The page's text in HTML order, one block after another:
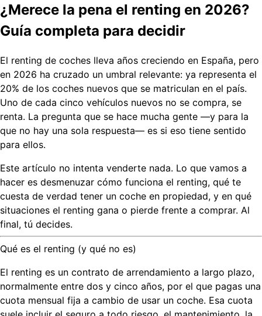
¿Merece la pena el renting en 2026?
Guía completa para decidir
El renting de coches lleva años creciendo en España, pero
en 2026 ha cruzado un umbral relevante: ya representa el
20% de los coches nuevos que se matriculan en el país.
Uno de cada cinco vehículos nuevos no se compra, se
renta. La pregunta que se hace mucha gente —y para la
que no hay una sola respuesta— es si eso tiene sentido
para ellos.
Este artículo no intenta venderte nada. Lo que vamos a
hacer es desmenuzar cómo funciona el renting, qué te
cuesta de verdad tener un coche en propiedad, y en qué
situaciones el renting gana o pierde frente a comprar. Al
final, tú decides.
Qué es el renting (y qué no es)
El renting es un contrato de arrendamiento a largo plazo,
normalmente entre dos y cinco años, por el que pagas una
cuota mensual fija a cambio de usar un coche. Esa cuota